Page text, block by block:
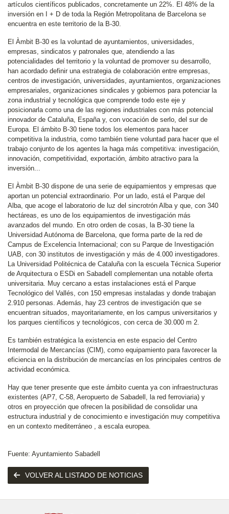
artículos científicos publicados, concretamente un 22%. El 48% de la
inversión en I + D de toda la Región Metropolitana de Barcelona se
encuentra en este territorio de la B-30.
El Àmbit B-30 es la voluntad de ayuntamientos, universidades,
empresas, sindicatos y patronales que, atendiendo a las
potencialidades del territorio y la voluntad de promover su desarrollo,
han acordado definir una estrategia de colaboración entre empresas,
centros de investigación, universidades, ayuntamientos, organizaciones
empresariales, organizaciones sindicales y gobiernos para potenciar la
zona industrial y tecnológica que comprende todo este eje y
posicionarla como una de las regiones industriales con más potencial
innovador de Cataluña, España y, con vocación de serlo, del sur de
Europa. El ámbito B-30 tiene todos los elementos para hacer
competitiva la industria, como también tiene voluntad para hacer que el
trabajo conjunto de los agentes la haga más competitiva: investigación,
innovación, competitividad, exportación, ámbito atractivo para la
inversión...
El Àmbit B-30 dispone de una serie de equipamientos y empresas que
aportan un potencial extraordinario. Por un lado, está el Parque del
Alba, que acoge el laboratorio de luz del sincrotrón Alba y que, con 340
hectáreas, es uno de los equipamientos de investigación más
avanzados del mundo. En otro orden de cosas, la B-30 tiene la
Universidad Autónoma de Barcelona, que forma parte de la red de
Campus de Excelencia Internacional; con su Parque de Investigación
UAB, con 30 institutos de investigación y más de 4.000 investigadores.
La Universidad Politécnica de Cataluña con la escuela Técnica Superior
de Arquitectura o ESDi en Sabadell complementan una notable oferta
universitaria. Muy cercano a estas instalaciones está el Parque
Tecnológico del Vallés, con 150 empresas instaladas y donde trabajan
2.910 personas. Además, hay 23 centros de investigación que se
encuentran situados, mayoritariamente, en los campus universitarios y
los parques científicos y tecnológicos, con cerca de 30.000 m 2.
Es también estratégica la existencia en este espacio del Centro
Intermodal de Mercancías (CIM), como equipamiento para favorecer la
eficiencia en la distribución de mercancías en los principales centros de
actividad económica.
Hay que tener presente que este ámbito cuenta ya con infraestructuras
existentes (AP7, C-58, Aeropuerto de Sabadell, la red ferroviaria) y
otros en proyección que ofrecen la posibilidad de consolidar una
estructura industrial y de conocimiento e investigación muy competitiva
en un contexto mediterráneo , a escala europea.
Fuente: Ayuntamiento Sabadell
VOLVER AL LISTADO DE NOTICIAS